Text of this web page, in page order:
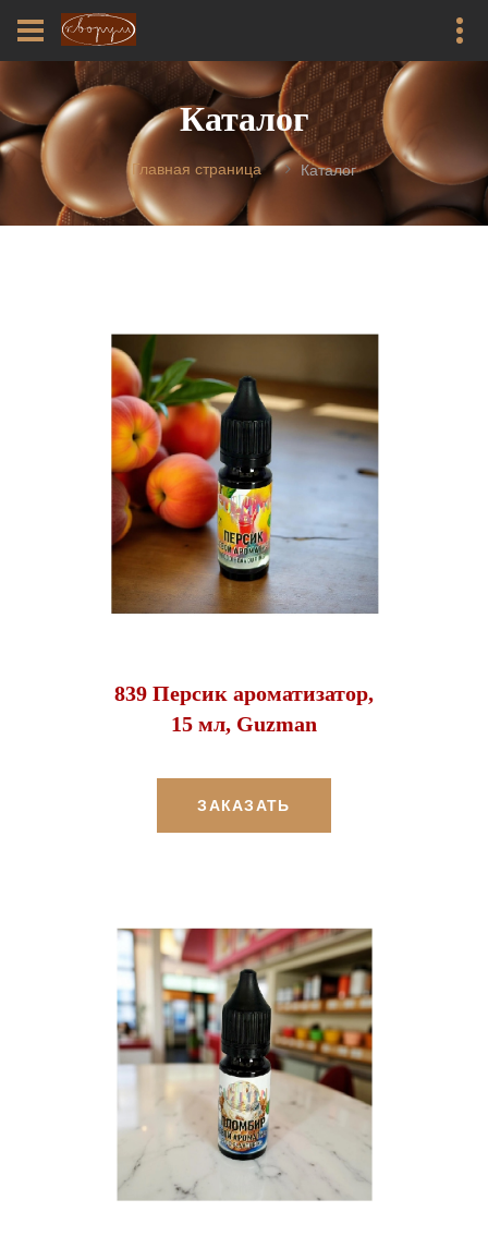
Каталог
Главная страница Каталог
839 Персик ароматизатор,
15 мл, Guzman
ЗАКАЗАТЬ